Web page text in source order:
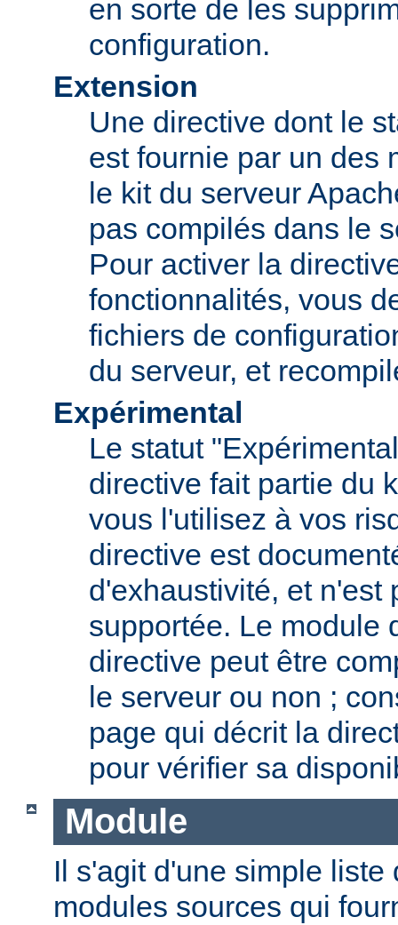
en sorte de les
configuration.
Extension
Une directive dont le
est fournie par un des
le kit du serveur
pas compilés dans le
Pour activer la
fonctionnalités, vous
fichiers de
du serveur, et
Expérimental
Le statut
directive fait partie du
vous l'utilisez à vos
directive est
d'exhaustivité, et n'est
supportée. Le module
directive peut être
le serveur ou non ;
page qui décrit la
pour vérifier sa
Module
Il s'agit d'une simple liste
modules sources qui